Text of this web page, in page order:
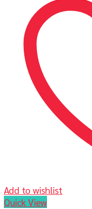
Add to wishlist
Quick View